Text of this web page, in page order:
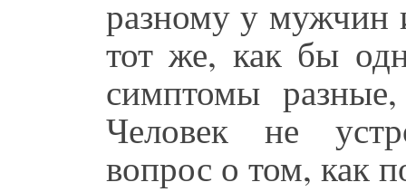
разному у мужчин
тот же, как бы
симптомы
Человек не
вопрос о том, как